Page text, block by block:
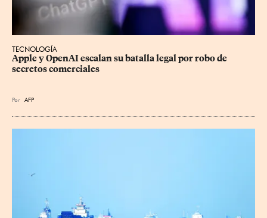
TECNOLOGÍA
Apple y OpenAI escalan su batalla legal por robo de
secretos comerciales
Por AFP